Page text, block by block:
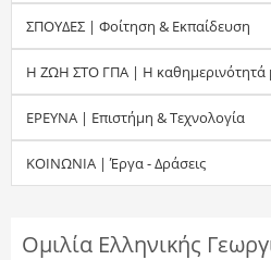
α
ζ
ή
τ
σ
ΣΠΟΥΔΕΣ | Φοίτηση & Εκπαίδευση
Η ΖΩΗ ΣΤΟ ΓΠΑ | Η καθημερινότητά
ΕΡΕΥΝΑ | Επιστήμη & Τεχνολογία
ΚΟΙΝΩΝΙΑ | Έργα - Δράσεις
Ομιλία Ελληνικής